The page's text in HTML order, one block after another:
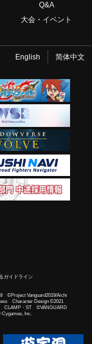
Q&A
大会・イベント
English 简体中文
ガイドライン
©Project Vanguard2019/Aichi
Character Design ©2021
CLAMP・ST ©VANGUARD
Inc.